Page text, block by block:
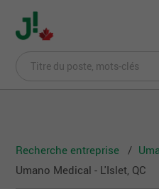
Recherche entreprise
Umano Medical - L'Islet, QC